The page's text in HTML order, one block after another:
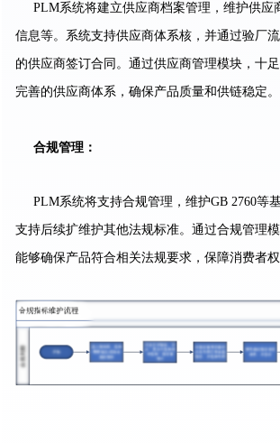
PLM系统将建立供应商档案管理，维护供应
信息等。系统支持供应商体系核，并通过验厂
的供应商签订合同。通过供应商管理模块，十
完善的供应商体系，确保产品质量和供链稳定。
合规管理：
PLM系统将支持合规管理，维护GB 2760等
支持后续扩维护其他法规标准。通过合规管理
能够确保产品符合相关法规要求，保障消费者权